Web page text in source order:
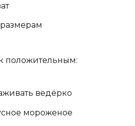
положительным:
ведёрко
мороженое